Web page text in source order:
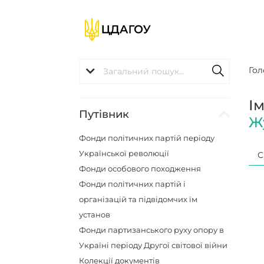
Путівник
Фонди політичних партій періоду
Української революції
Фонди особового походження
Фонди політичних партій і
організацій та підвідомчих їм
установ
Фонди партизанського руху опору в
Україні періоду Другої світової війни
Колекції документів